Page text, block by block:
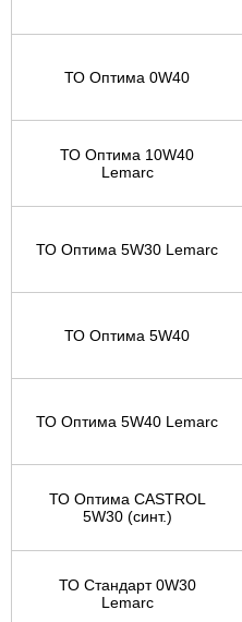
ТО Оптима 0W40
ТО Оптима 10W40
Lemarc
ТО Оптима 5W30 Lemarc
ТО Оптима 5W40
ТО Оптима 5W40 Lemarc
ТО Оптима CASTROL
5W30 (синт.)
ТО Стандарт 0W30
Lemarc